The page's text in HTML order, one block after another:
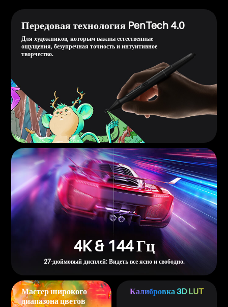
Передовая технология PenTech 4.0
​​Для художников, которым важны естественные
ощущения, безупречная точность и интуитивное
творчество.
4K & 144 Гц
27-дюймовый дисплей: Видеть все ясно и свободно.
Мастер широкого
диапазона цветов
Калибровка 3D LUT